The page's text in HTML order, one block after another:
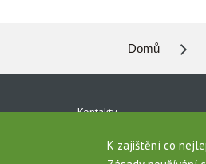
Domů
Kontakty
Ke staženíK zajištění co